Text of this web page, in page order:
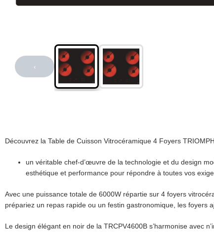
‹
Découvrez la Table de Cuisson Vitrocéramique 4 Foyers TRIOMPH
un véritable chef-d’œuvre de la technologie et du design
esthétique et performance pour répondre à toutes vos
Avec une puissance totale de 6000W répartie sur 4 foyers
prépariez un repas rapide ou un festin gastronomique, les foyers
Le design élégant en noir de la TRCPV4600B s’harmonise avec